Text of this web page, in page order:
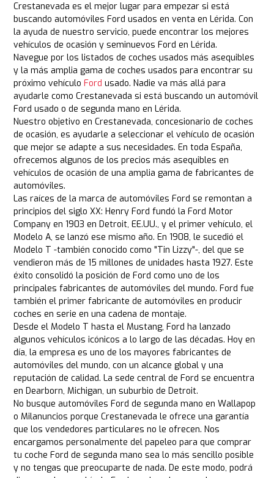
Crestanevada es el mejor lugar para empezar si está
buscando automóviles Ford usados en venta en Lérida. Con
la ayuda de nuestro servicio, puede encontrar los mejores
vehículos de ocasión y seminuevos Ford en Lérida.
Navegue por los listados de coches usados más asequibles
y la más amplia gama de coches usados para encontrar su
próximo vehículoFord usado. Nadie va más allá para
ayudarle como Crestanevada si está buscando un automóvil
Ford usado o de segunda mano en Lérida.
Nuestro objetivo en Crestanevada, concesionario de coches
de ocasión, es ayudarle a seleccionar el vehículo de ocasión
que mejor se adapte a sus necesidades. En toda España,
ofrecemos algunos de los precios más asequibles en
vehículos de ocasión de una amplia gama de fabricantes de
automóviles.
Las raíces de la marca de automóviles Ford se remontan a
principios del siglo XX: Henry Ford fundó la Ford Motor
Company en 1903 en Detroit, EE.UU., y el primer vehículo, el
Modelo A, se lanzó ese mismo año. En 1908, le sucedió el
Modelo T -también conocido como "Tin Lizzy"-, del que se
vendieron más de 15 millones de unidades hasta 1927. Este
éxito consolidó la posición de Ford como uno de los
principales fabricantes de automóviles del mundo. Ford fue
también el primer fabricante de automóviles en producir
coches en serie en una cadena de montaje.
Desde el Modelo T hasta el Mustang, Ford ha lanzado
algunos vehículos icónicos a lo largo de las décadas. Hoy en
día, la empresa es uno de los mayores fabricantes de
automóviles del mundo, con un alcance global y una
reputación de calidad. La sede central de Ford se encuentra
en Dearborn, Michigan, un suburbio de Detroit.
No busque automóviles Ford de segunda mano en Wallapop
o Milanuncios porque Crestanevada le ofrece una garantía
que los vendedores particulares no le ofrecen. Nos
encargamos personalmente del papeleo para que comprar
tu coche Ford de segunda mano sea lo más sencillo posible
y no tengas que preocuparte de nada. De este modo, podrá